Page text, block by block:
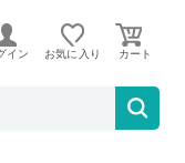
イン お気に入り
Si